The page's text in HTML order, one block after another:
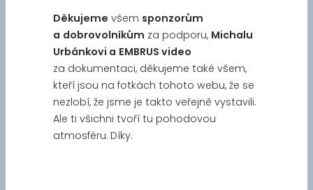
Děkujeme všem sponzorům
a dobrovolníkům za podporu, Michalu
Urbánkovi a EMBRUS video
za dokumentaci, děkujeme také všem,
kteří jsou na fotkách tohoto webu, že se
nezlobí, že jsme je takto veřejně vystavili.
Ale ti všichni tvoří tu pohodovou
atmosféru. Díky.